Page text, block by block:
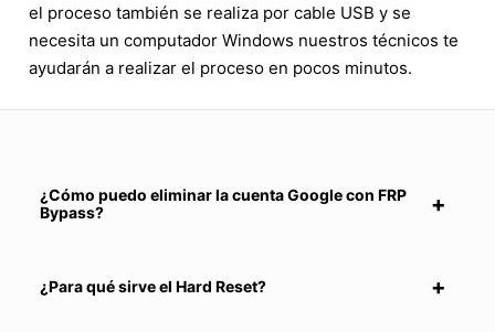
el proceso también se realiza por cable USB y se
necesita un computador Windows nuestros técnicos te
ayudarán a realizar el proceso en pocos minutos.
¿Cómo puedo eliminar la cuenta Google con FRP
Bypass?
¿Para qué sirve el Hard Reset?